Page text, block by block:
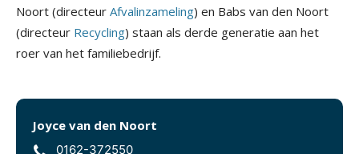
Noort (directeur Afvalinzameling) en Babs van den Noort
(directeur Recycling) staan als derde generatie aan het
roer van het familiebedrijf.
Joyce van den Noort
0162-372550